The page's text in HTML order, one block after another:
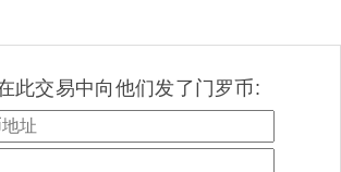
此交易中向他们发了门罗币: